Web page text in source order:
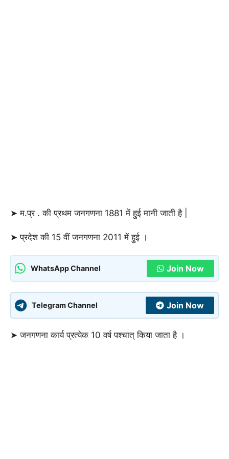
➤ म.प्र . की प्रथम जनगणना 1881 में हुई मानी जाती है |
➤ प्रदेश की 15 वीं जनगणना 2011 में हुई ।
WhatsApp Channel Join Now
Telegram Channel Join Now
➤ जनगणना कार्य प्रत्येक 10 वर्ष पश्चात् किया जाता है ।